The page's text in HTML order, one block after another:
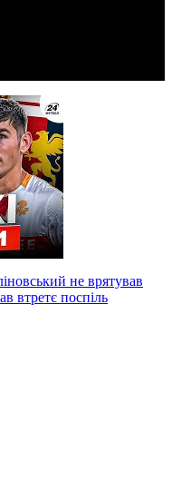
не врятував
втретє поспіль